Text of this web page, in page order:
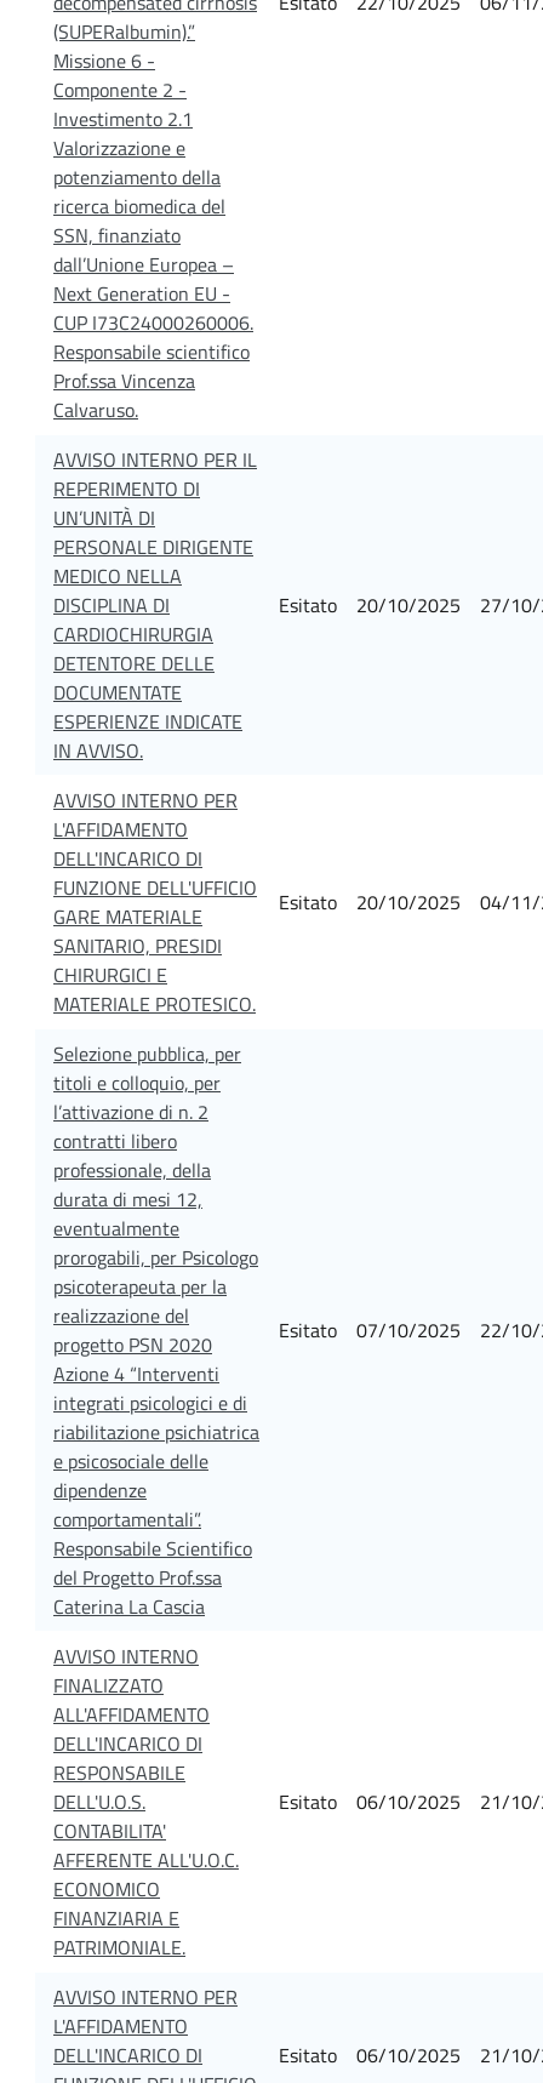
(SUPERalbumin).”
Missione 6 -
Componente 2 -
Investimento 2.1
Valorizzazione e
potenziamento della
ricerca biomedica del
SSN, finanziato
dall’Unione Europea –
Next Generation EU -
CUP I73C24000260006.
Responsabile scientifico
Prof.ssa Vincenza
Calvaruso.
AVVISO INTERNO PER IL
REPERIMENTO DI
UN’UNITÀ DI
PERSONALE DIRIGENTE
MEDICO NELLA
DISCIPLINA DI
CARDIOCHIRURGIA
DETENTORE DELLE
DOCUMENTATE
ESPERIENZE INDICATE
IN AVVISO.
Esitato 20/10/2025 27/
AVVISO INTERNO PER
L'AFFIDAMENTO
DELL'INCARICO DI
FUNZIONE DELL'UFFICIO
GARE MATERIALE
SANITARIO, PRESIDI
CHIRURGICI E
MATERIALE PROTESICO.
Esitato 20/10/2025 04/
Selezione pubblica, per
titoli e colloquio, per
l’attivazione di n. 2
contratti libero
professionale, della
durata di mesi 12,
eventualmente
prorogabili, per Psicologo
psicoterapeuta per la
realizzazione del
progetto PSN 2020
Azione 4 “Interventi
integrati psicologici e di
riabilitazione psichiatrica
e psicosociale delle
dipendenze
comportamentali”.
Responsabile Scientifico
del Progetto Prof.ssa
Caterina La Cascia
Esitato 07/10/2025 22/
AVVISO INTERNO
FINALIZZATO
ALL'AFFIDAMENTO
DELL'INCARICO DI
RESPONSABILE
DELL'U.O.S.
CONTABILITA'
AFFERENTE ALL'U.O.C.
ECONOMICO
FINANZIARIA E
PATRIMONIALE.
Esitato 06/10/2025 21/
AVVISO INTERNO PER
L'AFFIDAMENTO
DELL'INCARICO DI
Esitato 06/10/2025 21/